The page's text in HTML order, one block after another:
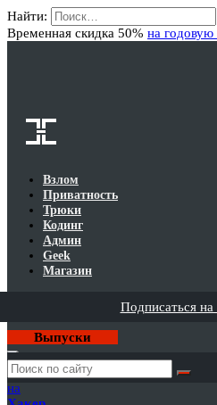
Найти:
Временная скидка 50% на годовую
Взлом
Приватность
Трюки
Кодинг
Админ
Geek
Магазин
Подписаться
Выпуски
Годовая
подписка
на